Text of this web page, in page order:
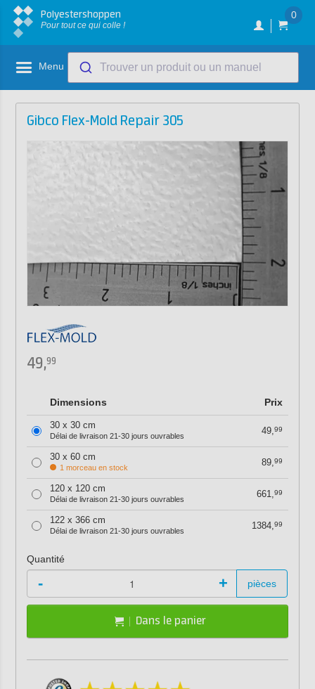
Polyestershoppen
Pour tout ce qui colle !
0
Menu Trouver un produit ou un manuel
Gibco Flex-Mold Repair 305
49,99
Dimensions Prix
30 x 30 cm
Délai de livraison 21-30 jours ouvrables 49,99
30 x 60 cm
1 morceau en stock 89,99
120 x 120 cm
Délai de livraison 21-30 jours ouvrables 661,99
122 x 366 cm
Délai de livraison 21-30 jours ouvrables 1384,99
Quantité
- + pièces
Dans le panier